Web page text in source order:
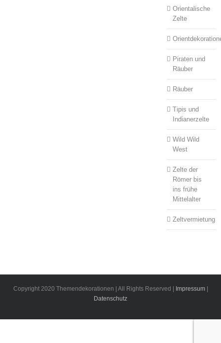
Orientalische
Zelte
Piraten und
Räuber
Räuber
Tipis und
Indianerzelte
Wild Wild
West
Zelte der
Römer bis
ins frühe
Mittelalter
Zeltvermietung
Copyright 2020 Themendekorationen | All Rights Reserved | Impressum|
Datenschutz